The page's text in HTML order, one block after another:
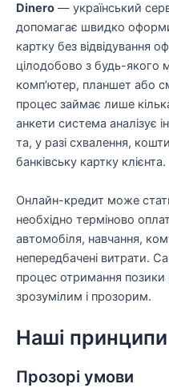
Dinero — український
допомагає швидко
картку без відвідування
цілодобово з будь-якого
комп’ютер, планшет або
процес займає лише
анкети система аналізує
та, у разі схвалення,
банківську картку клієнта.
Онлайн-кредит може
необхідно терміново
автомобіля, навчання,
непередбачені витрати.
процес отримання
зрозумілим і прозорим.
Наші принципи
Прозорі умови